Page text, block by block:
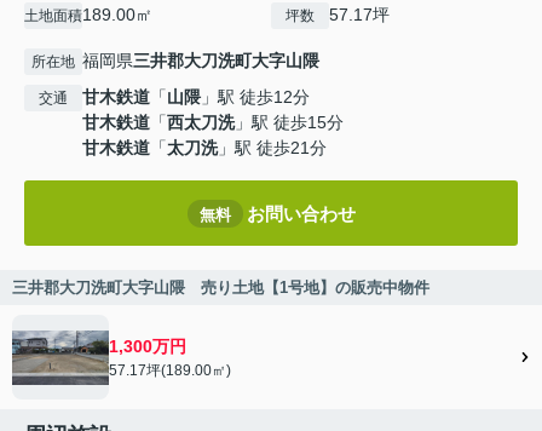
土地面積189.00㎡ 坪数 57.17坪
所在地 福岡県三井郡大刀洗町大字山隈
交通 甘木鉄道 「山隈 」駅 徒歩12分
甘木鉄道 「西太刀洗」駅 徒歩15分
甘木鉄道 「太刀洗」駅 徒歩21分
無料 お問い合わせ
三井郡大刀洗町大字山隈 売り土地【1号地】の販売中物件
1,300万円
57.17坪(189.00㎡)